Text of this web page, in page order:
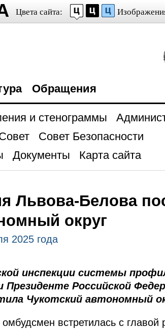
Цвета сайта:
Обращения
и стенограммы
Совет Безопасности
Документы Карта сайта
Львова-Белова
округ
2025 года
инспекции системы
Российской
Чукотский автономный
встретилась с главой